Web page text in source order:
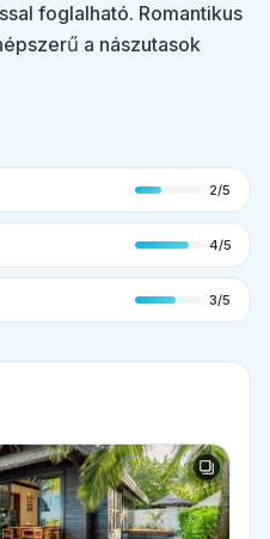
foglalható. Romantikus
a nászutasok
2/5
4/5
3/5